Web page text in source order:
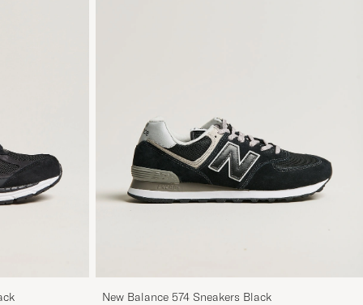
New Balance 574 Sneakers Black